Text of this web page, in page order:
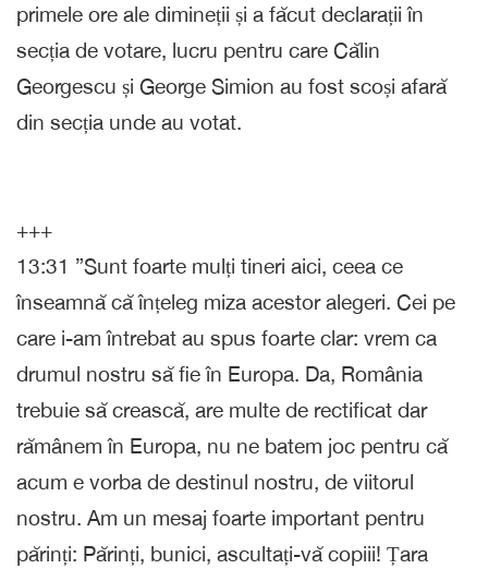
primele ore ale dimineții și a făcut declarații în
secția de votare, lucru pentru care Călin
Georgescu și George Simion au fost scoși afară
din secția unde au votat.
+++
13:31 ”Sunt foarte mulți tineri aici, ceea ce
înseamnă că înțeleg miza acestor alegeri. Cei pe
care i-am întrebat au spus foarte clar: vrem ca
drumul nostru să fie în Europa. Da, România
trebuie să crească, are multe de rectificat dar
rămânem în Europa, nu ne batem joc pentru că
acum e vorba de destinul nostru, de viitorul
nostru. Am un mesaj foarte important pentru
părinți: Părinți, bunici, ascultați-vă copiii! Țara